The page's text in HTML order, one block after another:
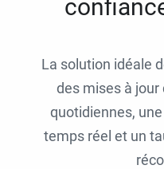
La solution idéale
des mises à
quotidiennes,
temps réel et un